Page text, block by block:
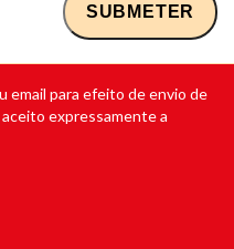
email para efeito de envio de
expressamente a